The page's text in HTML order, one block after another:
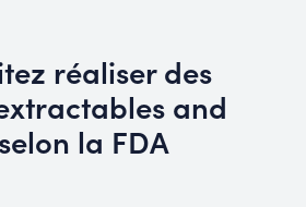
réaliser des
and
la FDA